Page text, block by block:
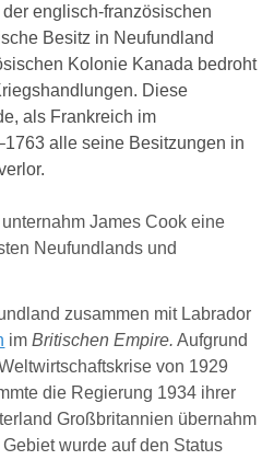
englisch-französischen
Besitz in Neufundland
Kolonie Kanada bedroht
Diese
als Frankreich im
alle seine Besitzungen in
James Cook eine
Neufundlands und
zusammen mit Labrador
imBritischen Empire. Aufgrund
von 1929
die Regierung 1934 ihrer
Großbritannien übernahm
wurde auf den Status